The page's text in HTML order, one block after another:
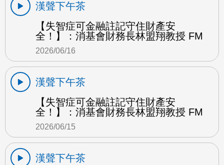
漢聲下午茶
【失智症可金融註記守住財產安
全！】：消基會財務長林盟翔教授 FM
2026/06/16
漢聲下午茶
【失智症可金融註記守住財產安
全！】：消基會財務長林盟翔教授 FM
2026/06/15
漢聲下午茶